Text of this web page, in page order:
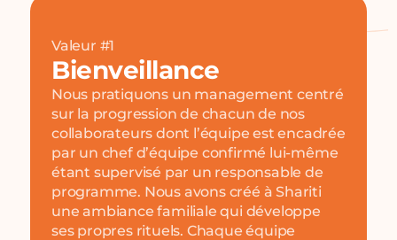
Valeur #1
Bienveillance
Nous pratiquons un management centré
sur la progression de chacun de nos
collaborateurs dont l’équipe est encadrée
par un chef d’équipe confirmé lui-même
étant supervisé par un responsable de
programme. Nous avons créé à Shariti
une ambiance familiale qui développe
ses propres rituels. Chaque équipe